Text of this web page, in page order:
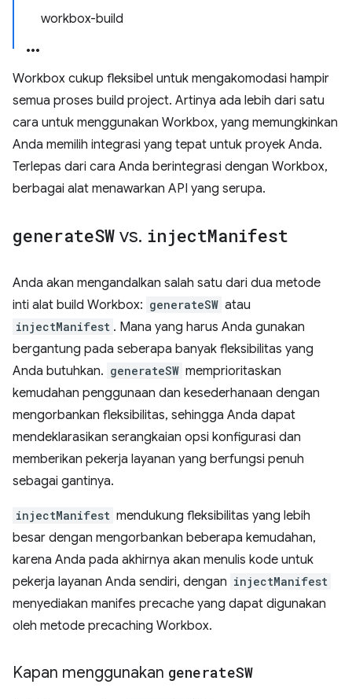
workbox-build
Workbox cukup fleksibel untuk mengakomodasi hampir
semua proses build project. Artinya ada lebih dari satu
cara untuk menggunakan Workbox, yang memungkinkan
Anda memilih integrasi yang tepat untuk proyek Anda.
Terlepas dari cara Anda berintegrasi dengan Workbox,
berbagai alat menawarkan API yang serupa.
generateSW vs. injectManifest
Anda akan mengandalkan salah satu dari dua metode
inti alat build Workbox: generateSW atau
injectManifest . Mana yang harus Anda gunakan
bergantung pada seberapa banyak fleksibilitas yang
Anda butuhkan. generateSW memprioritaskan
kemudahan penggunaan dan kesederhanaan dengan
mengorbankan fleksibilitas, sehingga Anda dapat
mendeklarasikan serangkaian opsi konfigurasi dan
memberikan pekerja layanan yang berfungsi penuh
sebagai gantinya.
injectManifest mendukung fleksibilitas yang lebih
besar dengan mengorbankan beberapa kemudahan,
karena Anda pada akhirnya akan menulis kode untuk
pekerja layanan Anda sendiri, dengan injectManifest
menyediakan manifes precache yang dapat digunakan
oleh metode precaching Workbox.
Kapan menggunakan generateSW